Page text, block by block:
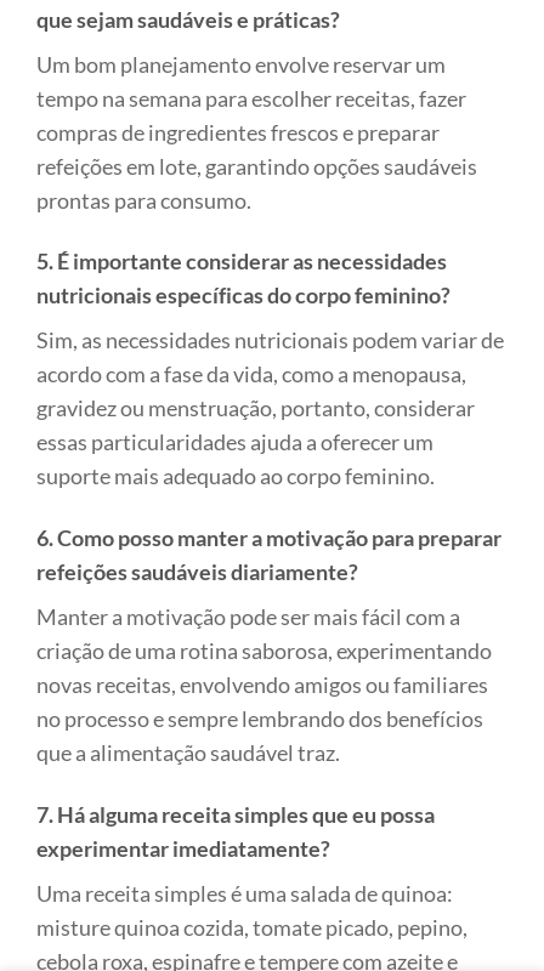
que sejam saudáveis e práticas?
Um bom planejamento envolve reservar um
tempo na semana para escolher receitas, fazer
compras de ingredientes frescos e preparar
refeições em lote, garantindo opções saudáveis
prontas para consumo.
5. É importante considerar as necessidades
nutricionais específicas do corpo feminino?
Sim, as necessidades nutricionais podem variar de
acordo com a fase da vida, como a menopausa,
gravidez ou menstruação, portanto, considerar
essas particularidades ajuda a oferecer um
suporte mais adequado ao corpo feminino.
6. Como posso manter a motivação para preparar
refeições saudáveis diariamente?
Manter a motivação pode ser mais fácil com a
criação de uma rotina saborosa, experimentando
novas receitas, envolvendo amigos ou familiares
no processo e sempre lembrando dos benefícios
que a alimentação saudável traz.
7. Há alguma receita simples que eu possa
experimentar imediatamente?
Uma receita simples é uma salada de quinoa:
misture quinoa cozida, tomate picado, pepino,
cebola roxa, espinafre e tempere com azeite e